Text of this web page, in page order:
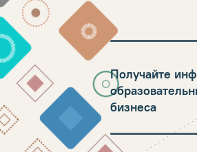
Получайте
бизнеса